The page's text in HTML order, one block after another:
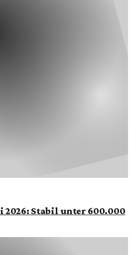
2026: Stabil unter 600.000